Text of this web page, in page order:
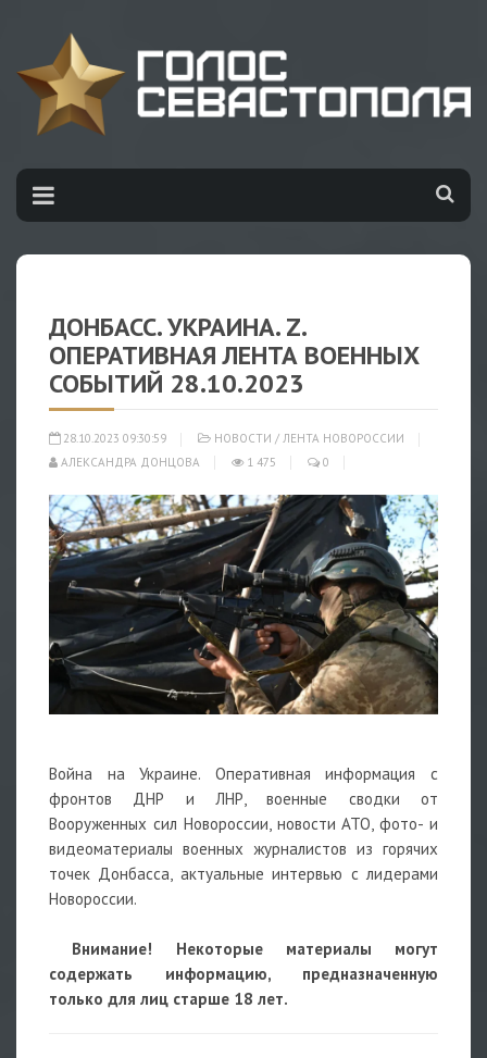
ДОНБАСС. УКРАИНА. Z.
ОПЕРАТИВНАЯ ЛЕНТА ВОЕННЫХ
СОБЫТИЙ 28.10.2023
28.10.2023 09:30:59 НОВОСТИ / ЛЕНТА НОВОРОССИИ
АЛЕКСАНДРА ДОНЦОВА
1 475 0
Война на Украине. Оперативная информация с
фронтов ДНР и ЛНР, военные сводки от
Вооруженных сил Новороссии, новости АТО, фото- и
видеоматериалы военных журналистов из горячих
точек Донбасса, актуальные интервью с лидерами
Новороссии.
Внимание! Некоторые материалы могут
содержать информацию, предназначенную
только для лиц старше 18 лет.